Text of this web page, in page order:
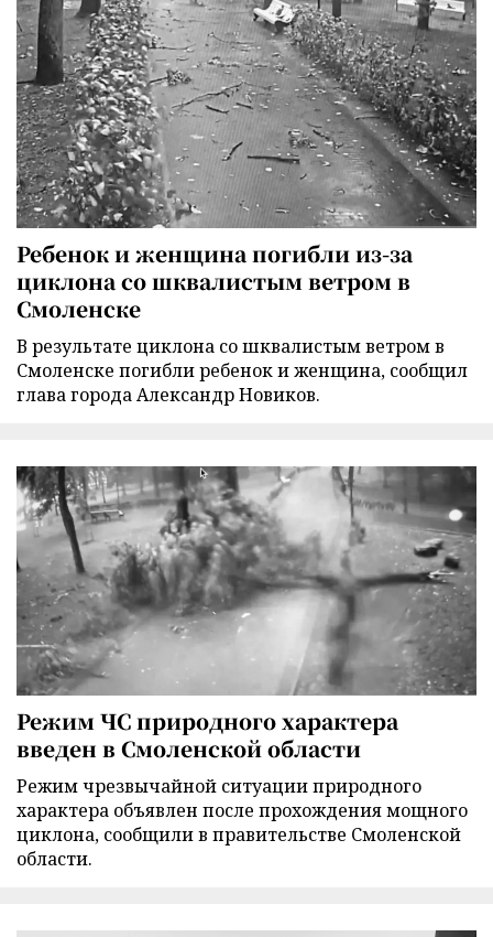
Ребенок и женщина погибли из-за
циклона со шквалистым ветром в
Смоленске
В результате циклона со шквалистым ветром в
Смоленске погибли ребенок и женщина, сообщил
глава города Александр Новиков.
Режим ЧС природного характера
введен в Смоленской области
Режим чрезвычайной ситуации природного
характера объявлен после прохождения мощного
циклона, сообщили в правительстве Смоленской
области.